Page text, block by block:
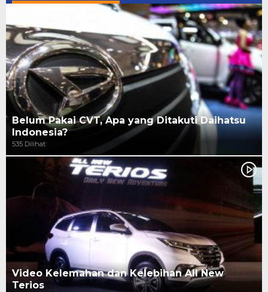
Belum Pakai CVT, Apa yang Ditakuti Daihatsu
Indonesia?
535 Dilihat
Video Kelemahan dan Kelebihan All New
Terios